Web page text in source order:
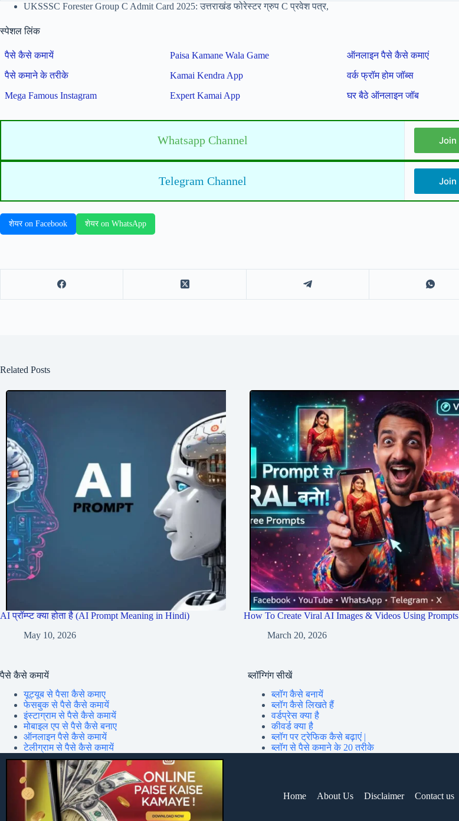
UKSSSC Forester Group C Admit Card 2025: उत्तराखंड फोरेस्टर ग्रुप C प्रवेश पत्र,
स्पेशल लिंक
पैसे कैसे कमायें Paisa Kamane Wala Game
ऑनलाइन पैसे कैसे कमाएं
पैसे कमाने के तरीके
Kamai Kendra App
वर्क फ्रॉम होम जॉब्स
Mega Famous Instagram
Expert Kamai App घर बैठे ऑनलाइन जॉब
Whatsapp Channel Join
Telegram Channel Join
शेयर on Facebook शेयर on WhatsApp
Related Posts
AI प्रॉम्प्ट क्या होता है (AI Prompt Meaning in Hindi)
May 10, 2026
How To Create Viral AI Images & Videos Using Prompts
March 20, 2026
पैसे कैसे कमायें
यूट्यूब से पैसा कैसे कमाए
फेसबुक से पैसे कैसे कमायें
इंस्टाग्राम से पैसे कैसे कमायें
मोबाइल एप से पैसे कैसे बनाए
ऑनलाइन पैसे कैसे कमायें
टेलीग्राम से पैसे कैसे कमायें
ब्लॉग्गिंग सीखें
ब्लॉग कैसे बनायें
ब्लॉग कैसे लिखते हैं
वर्डप्रेस क्या है
कीवर्ड क्या है
ब्लॉग पर ट्रेफिक कैसे बढ़ाएं |
ब्लॉग से पैसे कमाने के 20 तरीके
Home About Us Disclaimer Contact us